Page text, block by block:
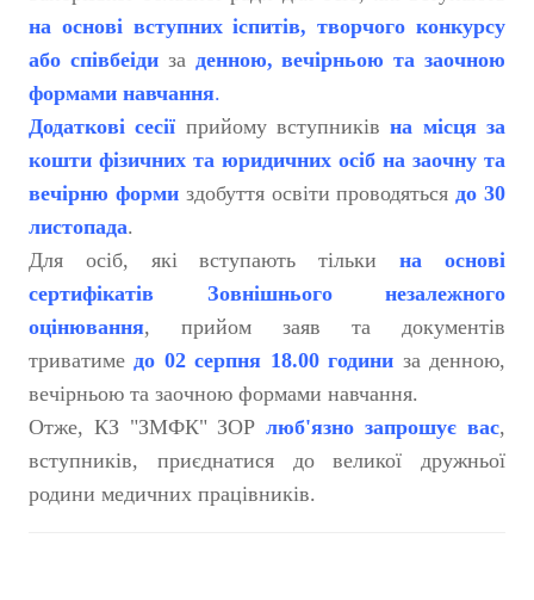
на основі вступних іспитів, творчого конкурсу
або співбеіди заденною, вечірньою та заочною
формами навчання.
Додаткові сесії прийому вступників на місця за
кошти фізичних та юридичних осіб на заочну та
вечірню форми здобуття освіти проводяться до 30
листопада.
Для осіб, які вступають тількина основі
сертифікатів Зовнішнього незалежного
оцінювання, прийом заяв та документів
триватимедо 02 серпня 18.00 години за денною,
вечірньою та заочною формами навчання.
Отже, КЗ "ЗМФК" ЗОРлюб'язно запрошує вас,
вступників, приєднатися до великої дружньої
родини медичних працівників.